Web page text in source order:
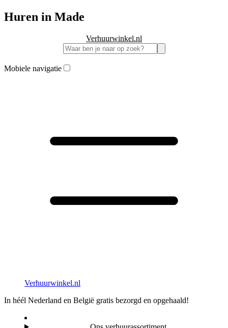
Huren in Made
Verhuurwinkel.nl
Mobiele navigatie
Verhuurwinkel.nl
In héél Nederland en België gratis bezorgd en opgehaald!